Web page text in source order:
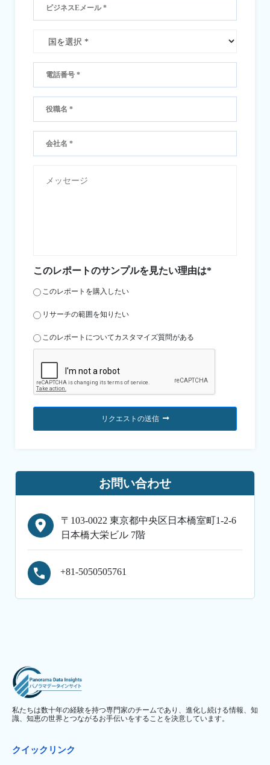
このレポートのサンプルを見たい理由は*
このレポートを購入したい
リサーチの範囲を知りたい
このレポートについてカスタマイズ質問がある
リクエストの送信
お問い合わせ
〒103-0022 東京都中央区日本橋室町1-2-6
日本橋大栄ビル 7階
+81-5050505761
私たちは数十年の経験を持つ専門家のチームであり、進化し続ける情報、知
識、知恵の世界とつながるお手伝いをすることを決意しています。
クイックリンク